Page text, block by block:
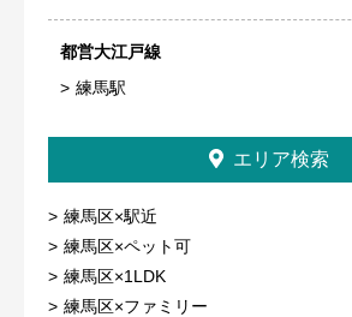
都営大江戸線
練馬駅
エリア検索
練馬区×駅近
練馬区×ペット可
練馬区×1LDK
練馬区×ファミリー